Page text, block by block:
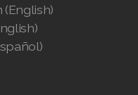
(English)